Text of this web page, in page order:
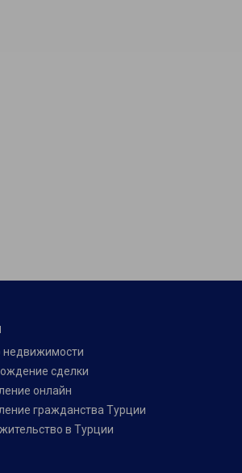
недвижимости
сделки
онлайн
гражданства Турции
в Турции